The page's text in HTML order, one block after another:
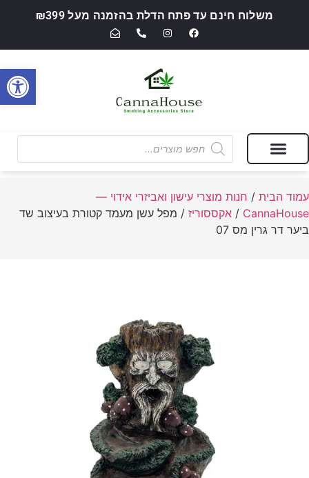
משלוח חינם עד פתח הדלת בהזמנה מעל ₪399
עמוד הבית / חנות מוצרי עישון ואביזרי אידוי —
CannaHouse
/ אקססוריז / מפל עשן מעמד קטורת בעיצוב שד
ביער דר גרין מס 07
פתח